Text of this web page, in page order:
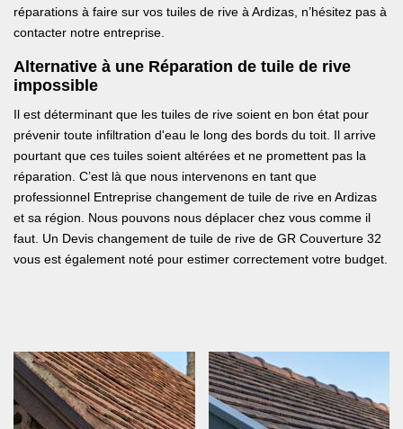
réparations à faire sur vos tuiles de rive à Ardizas, n’hésitez pas à
contacter notre entreprise.
Alternative à une Réparation de tuile de rive
impossible
Il est déterminant que les tuiles de rive soient en bon état pour
prévenir toute infiltration d'eau le long des bords du toit. Il arrive
pourtant que ces tuiles soient altérées et ne promettent pas la
réparation. C’est là que nous intervenons en tant que
professionnel Entreprise changement de tuile de rive en Ardizas
et sa région. Nous pouvons nous déplacer chez vous comme il
faut. Un Devis changement de tuile de rive de GR Couverture 32
vous est également noté pour estimer correctement votre budget.